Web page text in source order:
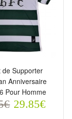
Supporter
Anniversaire
Pour Homme
29.85€
de Supporter
Anniversaire
Pour Homme
29.85€